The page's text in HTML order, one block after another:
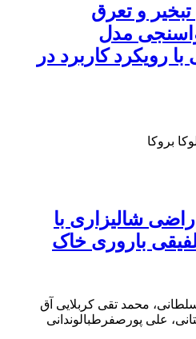
و تعرق
مدل‌
رویکرد کاربرد در
بروکا
شالیزاری با
باروری خاک
محمد تقی کربلایی آق
علی پورصفرطبالوندانی